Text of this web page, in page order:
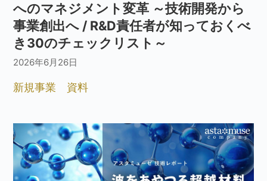
へのマネジメント変革 ～技術開発から
事業創出へ / R&D責任者が知っておくべ
き30のチェックリスト～
2026年6月26日
新規事業 資料